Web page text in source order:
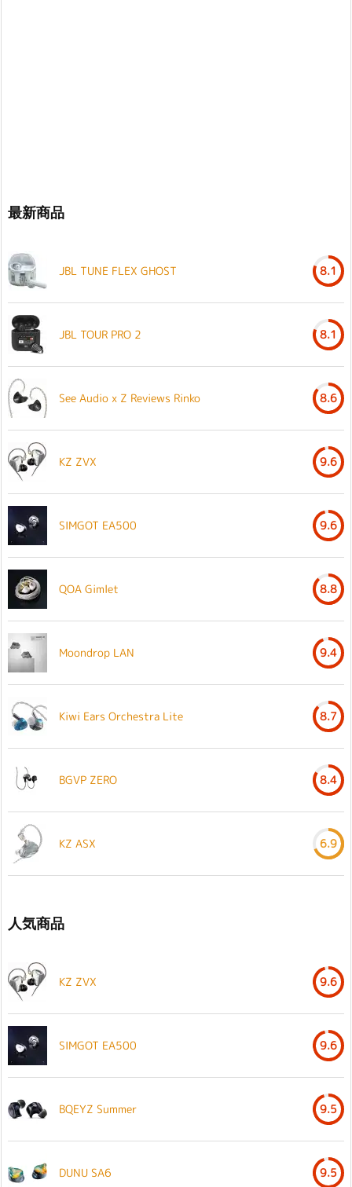
最新商品
JBL TUNE FLEX GHOST 8.1
JBL TOUR PRO 2 8.1
See Audio x Z Reviews Rinko 8.6
KZ ZVX 9.6
SIMGOT EA500 9.6
QOA Gimlet 8.8
Moondrop LAN 9.4
Kiwi Ears Orchestra Lite 8.7
BGVP ZERO 8.4
KZ ASX 6.9
人気商品
KZ ZVX 9.6
SIMGOT EA500 9.6
BQEYZ Summer 9.5
DUNU SA6 9.5